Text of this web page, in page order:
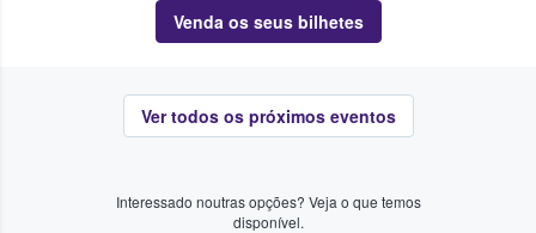
Venda os seus bilhetes
Ver todos os próximos eventos
Interessado noutras opções? Veja o que temos
disponível.